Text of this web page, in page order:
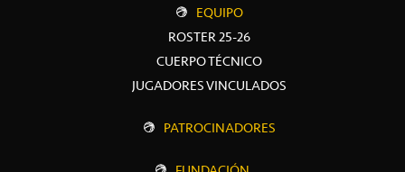
EQUIPO
ROSTER 25-26
CUERPO TÉCNICO
JUGADORES VINCULADOS
PATROCINADORES